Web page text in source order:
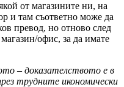
от магазините ни, на
и там съответно може да
превод, но отново след
офис, за да имате
– доказателството е в
трудните икономически